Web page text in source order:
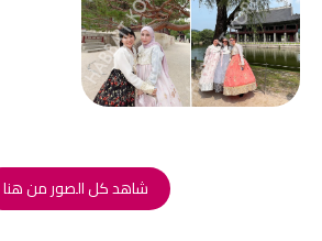
شاهد كل الصور من هنا